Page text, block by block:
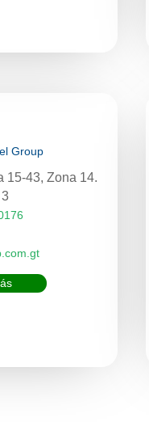
Group
15-43, Zona 14.